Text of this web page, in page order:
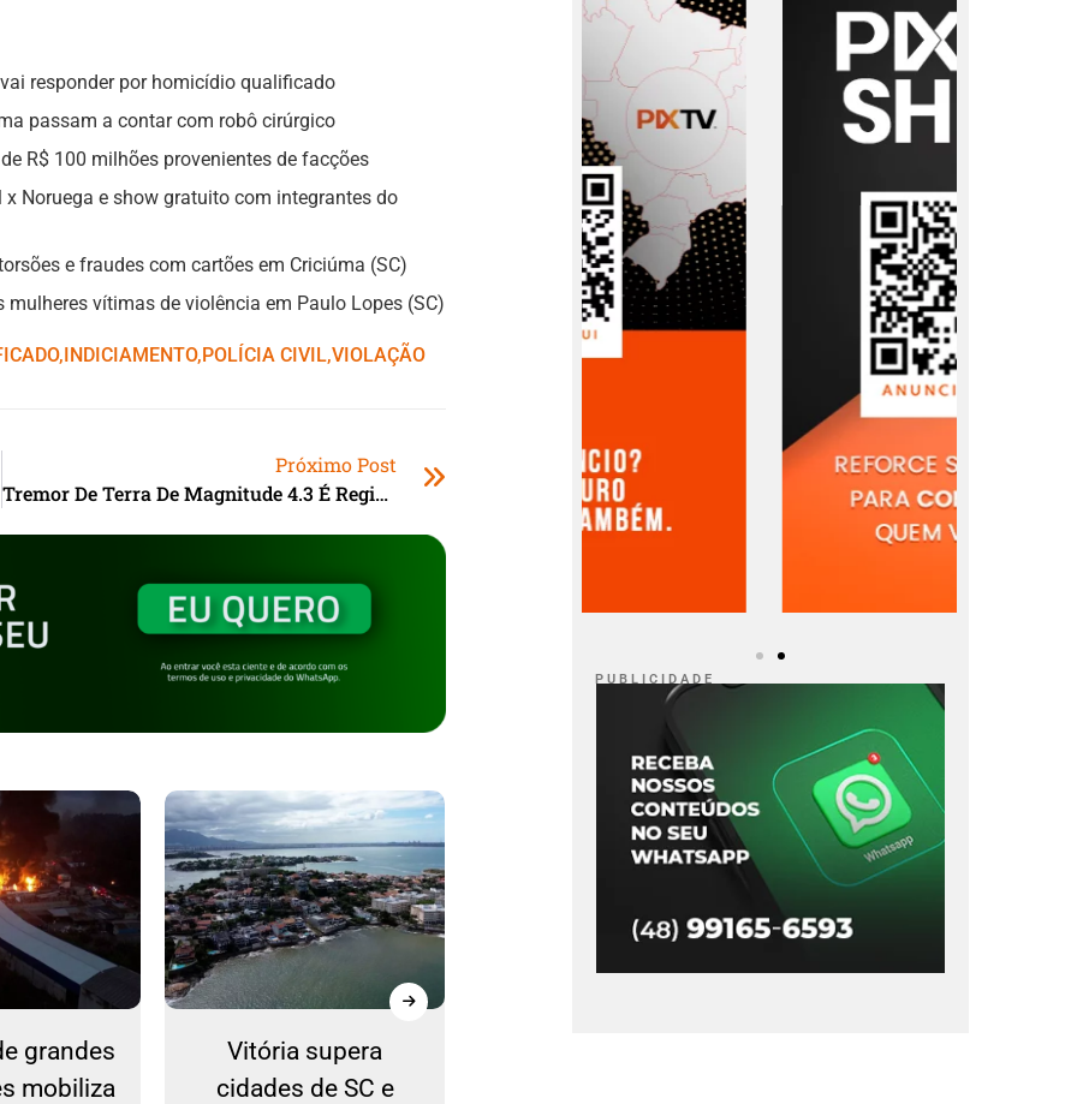
responder por homicídio qualificado
passam a contar com robô cirúrgico
R$ 100 milhões provenientes de facções
Noruega e show gratuito com integrantes do
e fraudes com cartões em Criciúma (SC)
vítimas de violência em Paulo Lopes (SC)
,ㅤINDICIAMENTO,ㅤPOLÍCIA CIVIL,ㅤVIOLAÇÃO
Próximo Post
Tremor De Terra De Magnitude 4.3 É Registrado No Pará
grandes
mobiliza
Vitória supera
cidades de SC e
P U B L I C I D A D E